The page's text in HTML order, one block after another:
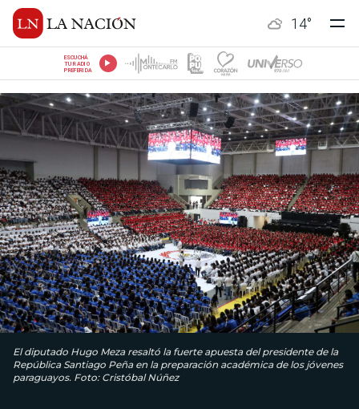
14°
ESCUCHÁ
TU RADIO
PREFERIDA
El diputado Hugo Meza resaltó la fuerte apuesta del presidente de la
República Santiago Peña en la preparación académica de los jóvenes
paraguayos. Foto: Cristóbal Núñez